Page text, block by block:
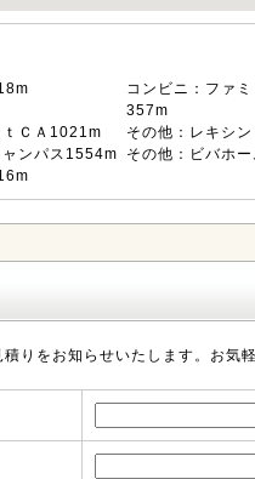
コンビニ：ファ
357m
ｔＣＡ1021m
その他：レキシ
ンパス1554m
その他：ビバホ
りをお知らせいたします。お気